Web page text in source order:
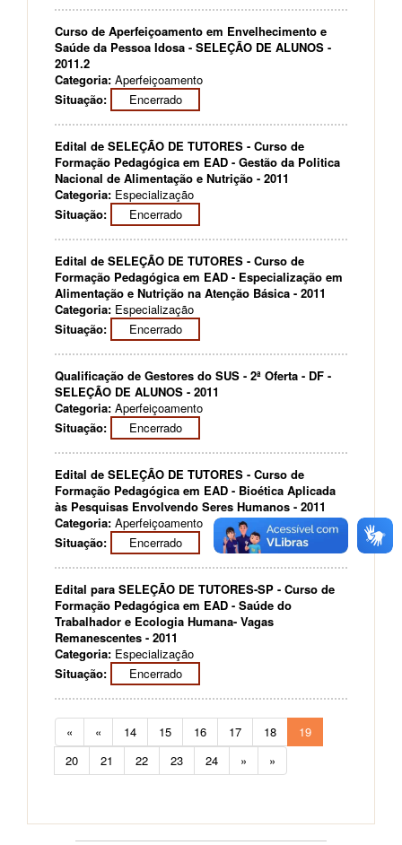
Curso de Aperfeiçoamento em Envelhecimento e
Saúde da Pessoa Idosa - SELEÇÃO DE ALUNOS -
2011.2
Categoria: Aperfeiçoamento
Situação:
Encerrado
Edital de SELEÇÃO DE TUTORES - Curso de
Formação Pedagógica em EAD - Gestão da Politica
Nacional de Alimentação e Nutrição - 2011
Categoria: Especialização
Situação:
Encerrado
Edital de SELEÇÃO DE TUTORES - Curso de
Formação Pedagógica em EAD - Especialização em
Alimentação e Nutrição na Atenção Básica - 2011
Categoria: Especialização
Situação:
Encerrado
Qualificação de Gestores do SUS - 2ª Oferta - DF -
SELEÇÃO DE ALUNOS - 2011
Categoria: Aperfeiçoamento
Situação:
Encerrado
Edital de SELEÇÃO DE TUTORES - Curso de
Formação Pedagógica em EAD - Bioética Aplicada
às Pesquisas Envolvendo Seres Humanos - 2011
Categoria: Aperfeiçoamento
Situação:
Encerrado
Edital para SELEÇÃO DE TUTORES-SP - Curso de
Formação Pedagógica em EAD - Saúde do
Trabalhador e Ecologia Humana- Vagas
Remanescentes - 2011
Categoria: Especialização
Situação:
Encerrado
« « 14 15 16 17 18
19
20
21 22 23 24 » »